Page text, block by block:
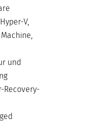
V,
und
Recovery-